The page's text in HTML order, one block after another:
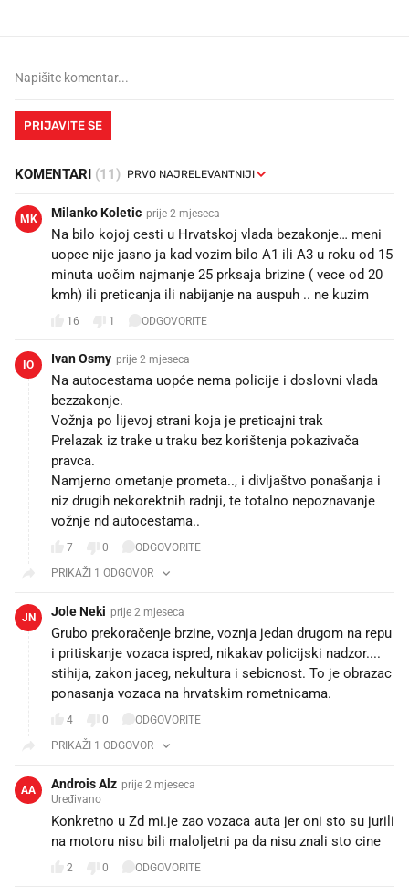
PRIJAVITE SE
KOMENTARI (11)
MK Milanko Koletic prije 2 mjeseca
Na bilo kojoj cesti u Hrvatskoj vlada bezakonje… meni
uopce nije jasno ja kad vozim bilo A1 ili A3 u roku od 15
minuta uočim najmanje 25 prksaja brizine ( vece od 20
kmh) ili preticanja ili nabijanje na auspuh .. ne kuzim
16 1 ODGOVORITE
IO Ivan Osmy prije 2 mjeseca
Na autocestama uopće nema policije i doslovni vlada
bezzakonje.
Vožnja po lijevoj strani koja je preticajni trak
Prelazak iz trake u traku bez korištenja pokazivača
pravca.
Namjerno ometanje prometa.., i divljaštvo ponašanja i
niz drugih nekorektnih radnji, te totalno nepoznavanje
vožnje nd autocestama..
7 0
ODGOVORITE
PRIKAŽI 1 ODGOVOR
JN Jole Neki prije 2 mjeseca
Grubo prekoračenje brzine, voznja jedan drugom na repu
i pritiskanje vozaca ispred, nikakav policijski nadzor....
stihija, zakon jaceg, nekultura i sebicnost. To je obrazac
ponasanja vozaca na hrvatskim rometnicama.
4 0
ODGOVORITE
PRIKAŽI 1 ODGOVOR
AA Androis Alz prije 2 mjeseca
Uređivano
Konkretno u Zd mi.je zao vozaca auta jer oni sto su jurili
na motoru nisu bili maloljetni pa da nisu znali sto cine
2 0 ODGOVORITE